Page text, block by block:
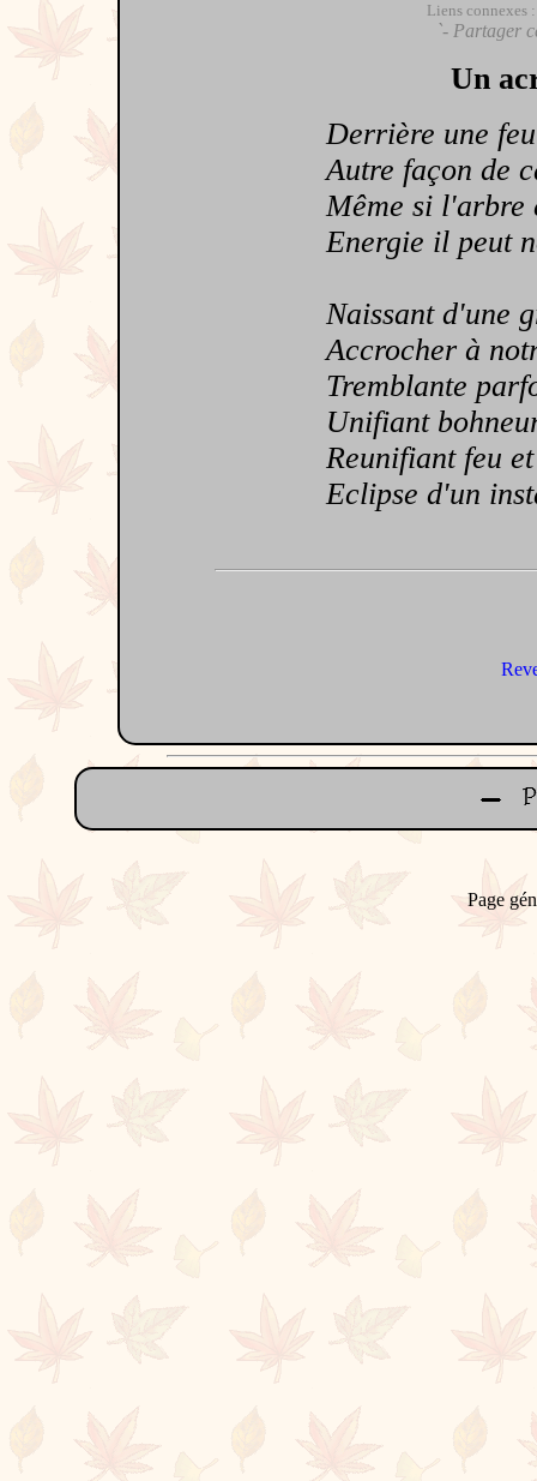
Liens connexes :
`- Partager
Un
Derrière une
Autre façon de
Même si l'arbre
Energie il peut
Naissant d'une
Accrocher à
Tremblante
Unifiant bohneur
Reunifiant feu et
Eclipse d'un
Page